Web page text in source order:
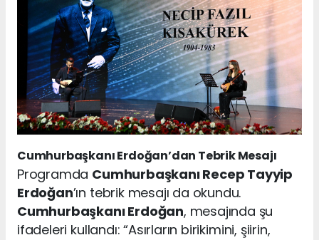
Cumhurbaşkanı Erdoğan’dan Tebrik Mesajı
Programda Cumhurbaşkanı Recep Tayyip
Erdoğan’ın tebrik mesajı da okundu.
Cumhurbaşkanı Erdoğan, mesajında şu
ifadeleri kullandı: “Asırların birikimini, şiirin,